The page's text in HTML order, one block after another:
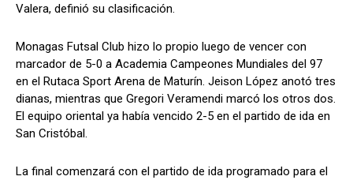
Valera, definió su clasificación.
Monagas Futsal Club hizo lo propio luego de vencer con
marcador de 5-0 a Academia Campeones Mundiales del 97
en el Rutaca Sport Arena de Maturín. Jeison López anotó tres
dianas, mientras que Gregori Veramendi marcó los otros dos.
El equipo oriental ya había vencido 2-5 en el partido de ida en
San Cristóbal.
La final comenzará con el partido de ida programado para el